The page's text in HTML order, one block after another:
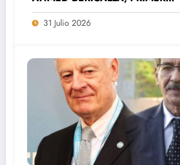
SECRETARIO DEL MOVIMIENTO
SAHARAUIS POR LA PAZ (MSP).
31 Julio 2026